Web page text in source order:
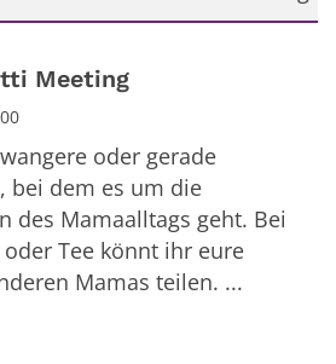
Meeting
oder gerade
bei dem es um die
des Mamaalltags geht. Bei
oder Tee könnt ihr eure
Mamas teilen. ...